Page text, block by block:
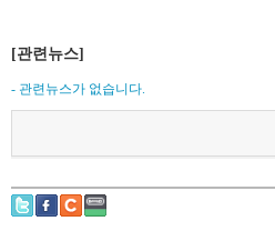
[관련뉴스]
- 관련뉴스가 없습니다.